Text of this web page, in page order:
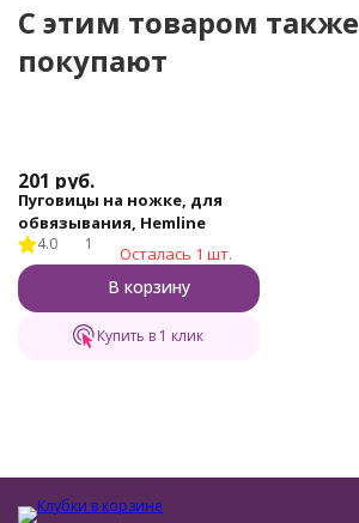
C этим товаром также
покупают
201 руб.
Пуговицы на ножке, для
обвязывания, Hemline
4.0 1 Осталась 1 шт.
В корзину
Купить в 1 клик